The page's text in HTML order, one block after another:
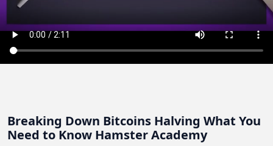
Breaking Down Bitcoins Halving What You
Need to Know Hamster Academy